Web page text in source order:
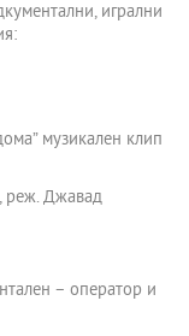
игрални
музикален клип
реж. Джавад
– оператор и